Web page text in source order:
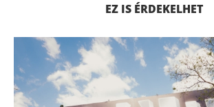
EZ IS ÉRDEKELHET